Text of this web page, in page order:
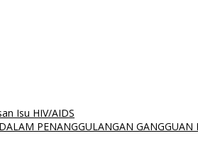
Isu HIV/AIDS
PENANGGULANGAN